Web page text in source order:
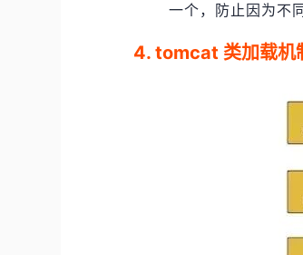
一个，防止因为不
4. tomcat 类加载机